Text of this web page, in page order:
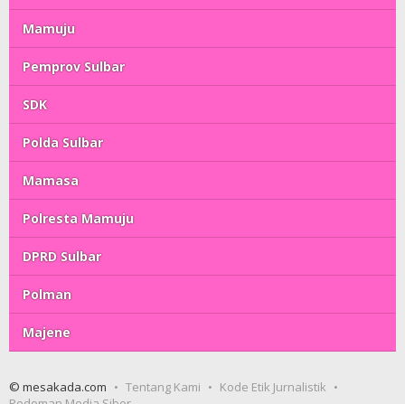
Mamuju
Pemprov Sulbar
SDK
Polda Sulbar
Mamasa
Polresta Mamuju
DPRD Sulbar
Polman
Majene
© mesakada.com Tentang Kami
Kode Etik Jurnalistik